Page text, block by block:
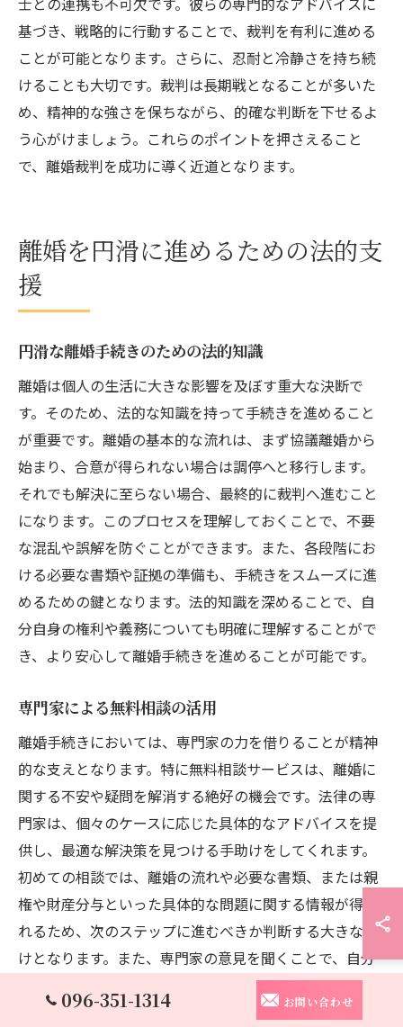
基づき、戦略的に行動することで、裁判を有利に進める
ことが可能となります。さらに、忍耐と冷静さを持ち続
けることも大切です。裁判は長期戦となることが多いた
め、精神的な強さを保ちながら、的確な判断を下せるよ
う心がけましょう。これらのポイントを押さえること
で、離婚裁判を成功に導く近道となります。
離婚を円滑に進めるための法的支
援
円滑な離婚手続きのための法的知識
離婚は個人の生活に大きな影響を及ぼす重大な決断で
す。そのため、法的な知識を持って手続きを進めること
が重要です。離婚の基本的な流れは、まず協議離婚から
始まり、合意が得られない場合は調停へと移行します。
それでも解決に至らない場合、最終的に裁判へ進むこと
になります。このプロセスを理解しておくことで、不要
な混乱や誤解を防ぐことができます。また、各段階にお
ける必要な書類や証拠の準備も、手続きをスムーズに進
めるための鍵となります。法的知識を深めることで、自
分自身の権利や義務についても明確に理解することがで
き、より安心して離婚手続きを進めることが可能です。
専門家による無料相談の活用
離婚手続きにおいては、専門家の力を借りることが精神
的な支えとなります。特に無料相談サービスは、離婚に
関する不安や疑問を解消する絶好の機会です。法律の専
門家は、個々のケースに応じた具体的なアドバイスを提
供し、最適な解決策を見つける手助けをしてくれます。
初めての相談では、離婚の流れや必要な書類、または親
権や財産分与といった具体的な問題に関する情報が得ら
れるため、次のステップに進むべきか判断する大きな助
けとなります。また、専門家の意見を聞くことで、自分
一人で考え込んでしまうことを防ぎ、冷静かつ効率的に
手続きを進めることが可能となるでしょう。
096-351-1314 お問い合わせ